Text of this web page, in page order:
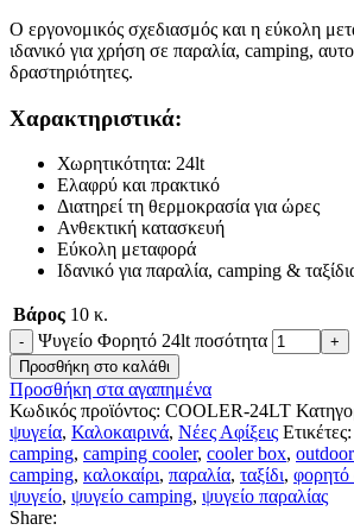
Ο εργονομικός σχεδιασμός και η εύκολη
ιδανικό για χρήση σε παραλία, camping,
δραστηριότητες.
Χαρακτηριστικά:
Χωρητικότητα: 24lt
Ελαφρύ και πρακτικό
Διατηρεί τη θερμοκρασία για ώρες
Ανθεκτική κατασκευή
Εύκολη μεταφορά
Ιδανικό για παραλία, camping &
Βάρος 10 κ.
Ψυγείο Φορητό 24lt ποσότητα
Προσθήκη στο καλάθι
Προσθήκη στα αγαπημένα
Κωδικός προϊόντος: COOLER-24LT
ψυγεία, Καλοκαιρινά, Νέες Αφίξεις Ετικέτες:
camping, camping cooler, cooler box,
camping, καλοκαίρι, παραλία, ταξίδι, φορητό
ψυγείο, ψυγείο camping, ψυγείο παραλίας
Share: